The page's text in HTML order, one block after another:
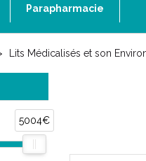
Parapharmacie
Lits Médicalisés et son
5004€